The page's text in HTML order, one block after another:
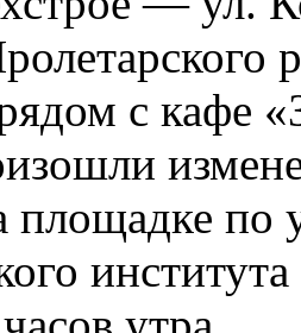
с кафе
площадке по